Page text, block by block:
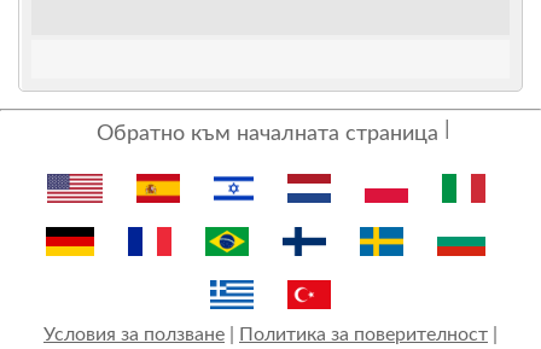
Обратно към началната страница
Условия за ползване Политика за поверителност